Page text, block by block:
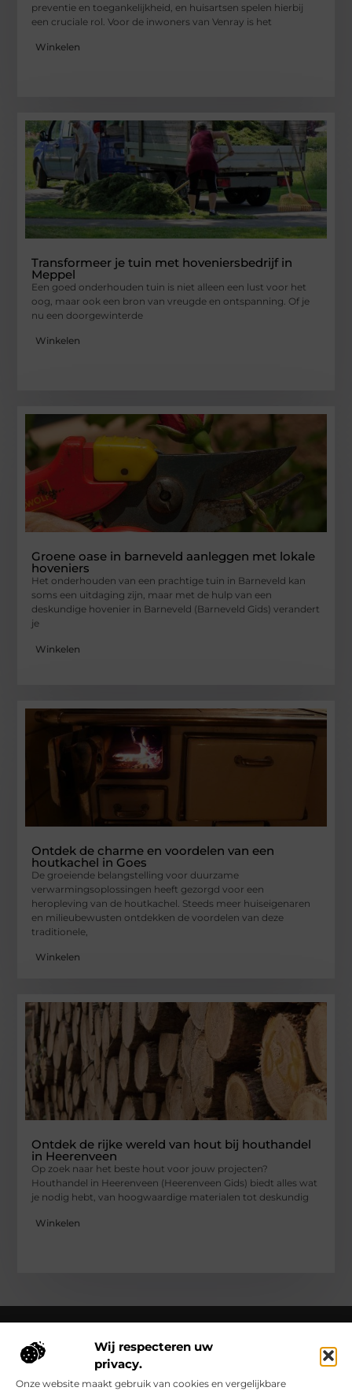
Wij respecteren uw
privacy.
Onze website maakt gebruik van cookies en vergelijkbare
preventie en toegankelijkheid, en huisartsen spelen hierbij
een cruciale rol. Voor de inwoners van Venray is het
Winkelen
Transformeer je tuin met hoveniersbedrijf in
Meppel
Een goed onderhouden tuin is niet alleen een lust voor het
oog, maar ook een bron van vreugde en ontspanning. Of je
nu een doorgewinterde
Winkelen
Groene oase in barneveld aanleggen met lokale
hoveniers
Het onderhouden van een prachtige tuin in Barneveld kan
soms een uitdaging zijn, maar met de hulp van een
deskundige hovenier in Barneveld (Barneveld Gids) verandert
je
Winkelen
Ontdek de charme en voordelen van een
houtkachel in Goes
De groeiende belangstelling voor duurzame
verwarmingsoplossingen heeft gezorgd voor een
heropleving van de houtkachel. Steeds meer huiseigenaren
en milieubewusten ontdekken de voordelen van deze
traditionele,
Winkelen
Ontdek de rijke wereld van hout bij houthandel
in Heerenveen
Op zoek naar het beste hout voor jouw projecten?
Houthandel in Heerenveen (Heerenveen Gids) biedt alles wat
je nodig hebt, van hoogwaardige materialen tot deskundig
Winkelen
Over Clementinas
Clementinas.nl – Ontdek de kleine wonderen van het